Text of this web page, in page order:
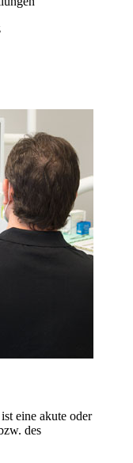
eine akute oder
des